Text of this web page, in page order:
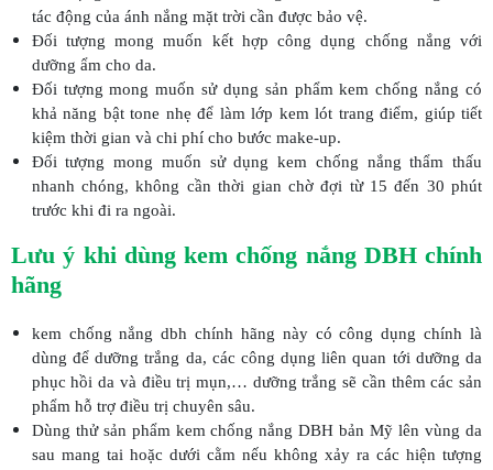
tác động của ánh nắng mặt trời cần được bảo vệ.
Đối tượng mong muốn kết hợp công dụng chống nắng với
dưỡng ẩm cho da.
Đối tượng mong muốn sử dụng sản phẩm kem chống nắng có
khả năng bật tone nhẹ để làm lớp kem lót trang điểm, giúp tiết
kiệm thời gian và chi phí cho bước make-up.
Đối tượng mong muốn sử dụng kem chống nắng thẩm thấu
nhanh chóng, không cần thời gian chờ đợi từ 15 đến 30 phút
trước khi đi ra ngoài.
Lưu ý khi dùng kem chống nắng DBH chính
hãng
kem chống nắng dbh chính hãng này có công dụng chính là
dùng để dưỡng trắng da, các công dụng liên quan tới dưỡng da
phục hồi da và điều trị mụn,… dưỡng trắng sẽ cần thêm các sản
phẩm hỗ trợ điều trị chuyên sâu.
Dùng thử sản phẩm kem chống nắng DBH bản Mỹ lên vùng da
sau mang tai hoặc dưới cằm nếu không xảy ra các hiện tượng